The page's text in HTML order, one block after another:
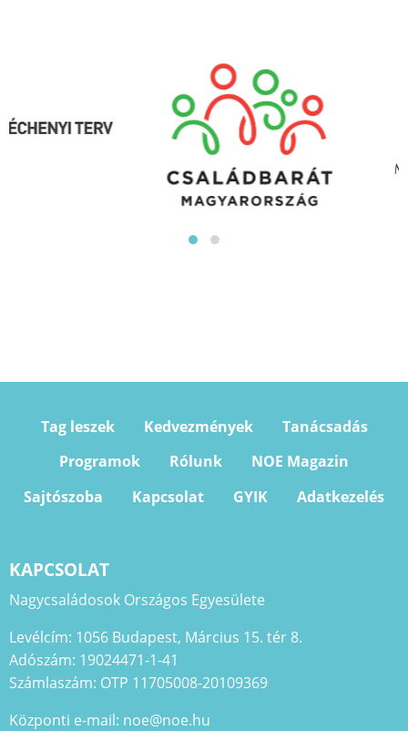
Tag leszek Kedvezmények
Tanácsadás
Programok
Rólunk
NOE Magazin
Sajtószoba
Kapcsolat GYIK Adatkezelés
KAPCSOLAT
Nagycsaládosok Országos Egyesülete
Levélcím: 1056 Budapest, Március 15. tér 8.
Adószám: 19024471-1-41
Számlaszám: OTP 11705008-20109369
Központi e-mail: noe@noe.hu